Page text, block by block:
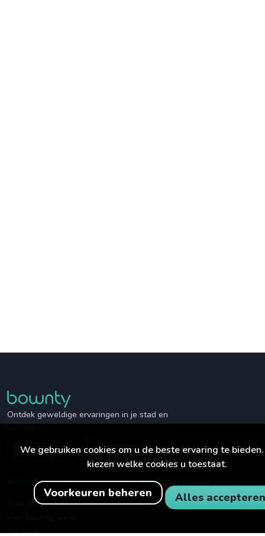
We gebruiken cookies om u de beste ervaring te
kiezen welke cookies u toestaat.
Voorkeuren beheren Alles accepteren
Ontdek geweldige ervaringen in je stad en
daarbuiten.
BOWNTY
Over Bownty
Carrière
VOOR BEDRIJVEN
Word partner